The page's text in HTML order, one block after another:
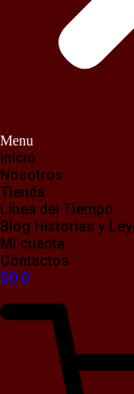
Menu
Inicio
Nosotros
Tienda
Línea del Tiempo
Blog Historias y
Mi cuenta
Contactos
$0 0